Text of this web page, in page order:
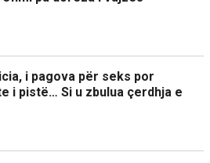
i pagova për seks por
i pistë… Si u zbulua çerdhja e